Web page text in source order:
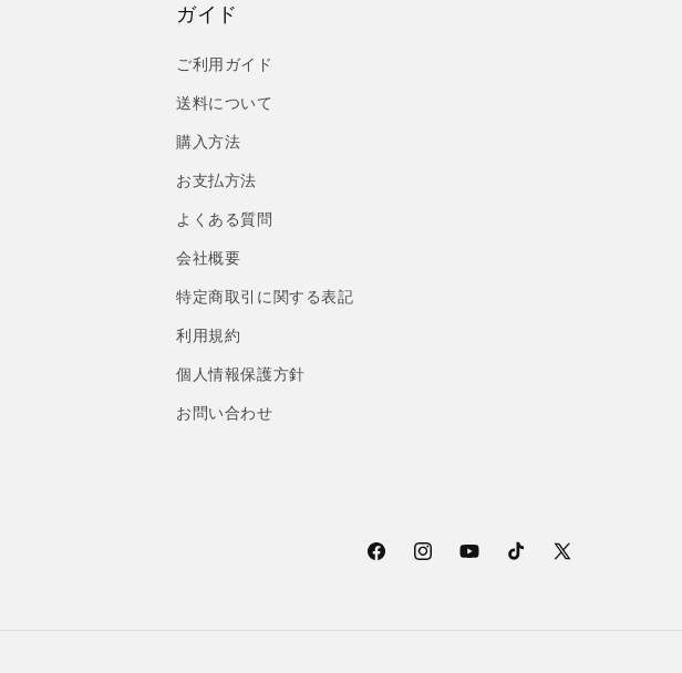
ガイド
ご利用ガイド
送料について
購入方法
お支払方法
よくある質問
会社概要
特定商取引に関する表記
利用規約
個人情報保護方針
お問い合わせ
FacebookInstagramYouTubeTikTok
X